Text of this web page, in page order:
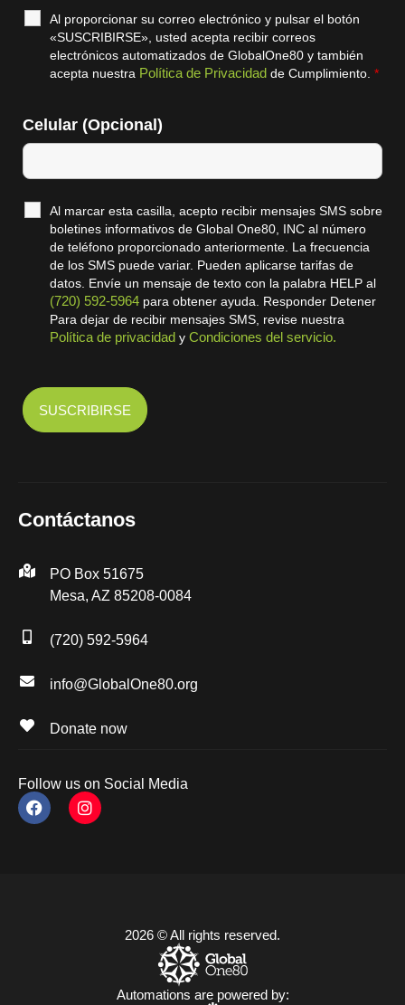
Al proporcionar su correo electrónico y pulsar el botón
«SUSCRIBIRSE», usted acepta recibir correos
electrónicos automatizados de GlobalOne80 y también
acepta nuestra Política de Privacidad de Cumplimiento. *
Celular (Opcional)
Al marcar esta casilla, acepto recibir mensajes SMS sobre
boletines informativos de Global One80, INC al número
de teléfono proporcionado anteriormente. La frecuencia
de los SMS puede variar. Pueden aplicarse tarifas de
datos. Envíe un mensaje de texto con la palabra HELP al
(720) 592-5964 para obtener ayuda. Responder Detener
Para dejar de recibir mensajes SMS, revise nuestra
Política de privacidad y Condiciones del servicio.
Contáctanos
PO Box 51675
Mesa, AZ 85208-0084
(720) 592-5964
info@GlobalOne80.org
Donate now
Follow us on Social Media
2026 © All rights reserved.
Automations are powered by: